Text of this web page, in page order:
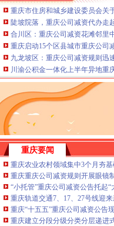
筑牢3075座水库防汛安全堤
务连心路
幕涪陵区代表队获佳绩
、提能力、除隐患紧盯12个重点
打击行动从生产源头到消费终端
资公示
合作协议谢东会见赖远明一行并
第22批建筑施工特种作业人员操
推进信访稳定重点工作
重庆公司减资公告场监管所开展
公司减资代办场监管所开展养老
焙店食品安全专项检查
六届九次全会精神
了——山城重庆无障碍环境建设有
聚焦报道
绿色新家园
毫米级感知山体隐患
指导保丰收
重庆市住房和城乡建设委员会关
陡坡院落，重庆公司减资代办
合川区：重庆公司减资花滩邻里
重庆启动15个区县城市重庆公
九龙坡区：重庆公司减资规则迅
川渝公积金一体化上半年异地重
重庆要闻
重庆农业农村领域集中3个月夯
重庆重庆公司减资规则开展眼镜
“小托管”重庆公司减资公告托
重庆轨道交通7、17、27号线迎
重庆“十五五”重庆公司减资公告
重庆建立分段分级分类分层递进